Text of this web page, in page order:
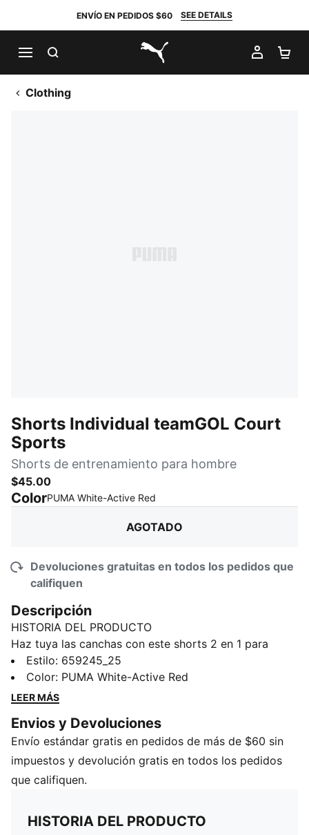
ENVÍO EN PEDIDOS $60 SEE DETAILS
PUMA.com
MI
Clothing
Shorts Individual teamGOL Court
Sports
Shorts de entrenamiento para hombre
$45.00
ColorPUMA White-Active Red
AGOTADO
Devoluciones gratuitas en todos los pedidos que
califiquen
Descripción
HISTORIA DEL PRODUCTO
Haz tuya las canchas con este shorts 2 en 1 para
hombre. El shorts con corte de alto rendimiento
cuenta con unas mallas cortas de compresión
incorporadas y un diseño con detalles en color
CARACTERÍSTICAS Y BENEFICIOS
dryCELL: Tecnología de alto rendimiento, diseñada
para absorber la humedad del cuerpo y mantenerte
libre de sudor durante el ejercicio.
DETALLES
Estilo: 659245_25
Color: PUMA White-Active Red
LEER MÁS
Envios y Devoluciones
Envío estándar gratis en pedidos de más de $60 sin
impuestos y devolución gratis en todos los pedidos
que califiquen.
HISTORIA DEL PRODUCTO